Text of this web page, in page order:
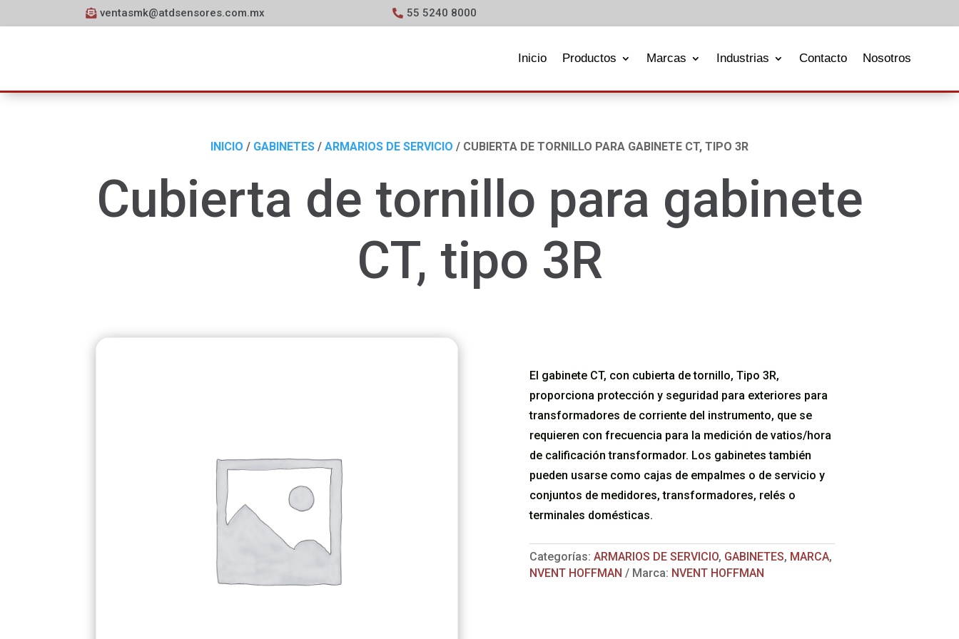
ventasmk@atdsensores.com.mx 55 5240 8000
Inicio Productos Marcas Industrias Contacto Nosotros
INICIO / GABINETES / ARMARIOS DE SERVICIO / CUBIERTA DE TORNILLO PARA GABINETE CT, TIPO 3R
Cubierta de tornillo para gabinete
CT, tipo 3R
El gabinete CT, con cubierta de tornillo, Tipo 3R,
proporciona protección y seguridad para exteriores para
transformadores de corriente del instrumento, que se
requieren con frecuencia para la medición de vatios/hora
de calificación transformador. Los gabinetes también
pueden usarse como cajas de empalmes o de servicio y
conjuntos de medidores, transformadores, relés o
terminales domésticas.
Categorías: ARMARIOS DE SERVICIO, GABINETES, MARCA,
NVENT HOFFMAN
Marca: NVENT HOFFMAN